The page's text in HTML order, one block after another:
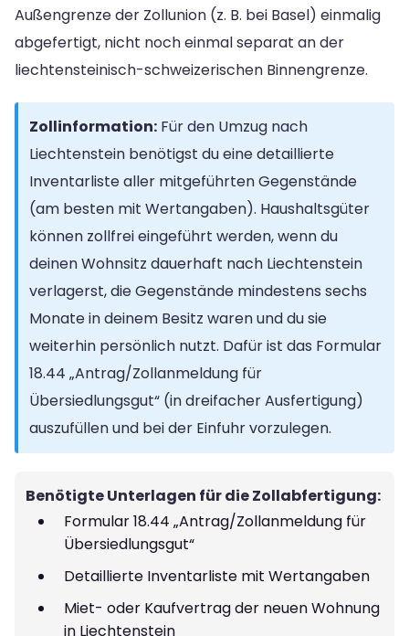
Außengrenze der Zollunion (z. B. bei Basel) einmalig
abgefertigt, nicht noch einmal separat an der
liechtensteinisch-schweizerischen Binnengrenze.
Zollinformation: Für den Umzug nach
Liechtenstein benötigst du eine detaillierte
Inventarliste aller mitgeführten Gegenstände
(am besten mit Wertangaben). Haushaltsgüter
können zollfrei eingeführt werden, wenn du
deinen Wohnsitz dauerhaft nach Liechtenstein
verlagerst, die Gegenstände mindestens sechs
Monate in deinem Besitz waren und du sie
weiterhin persönlich nutzt. Dafür ist das Formular
18.44 „Antrag/Zollanmeldung für
Übersiedlungsgut“ (in dreifacher Ausfertigung)
auszufüllen und bei der Einfuhr vorzulegen.
Benötigte Unterlagen für die Zollabfertigung:
Formular 18.44 „Antrag/Zollanmeldung für
Übersiedlungsgut“
Detaillierte Inventarliste mit Wertangaben
Miet- oder Kaufvertrag der neuen Wohnung
in Liechtenstein